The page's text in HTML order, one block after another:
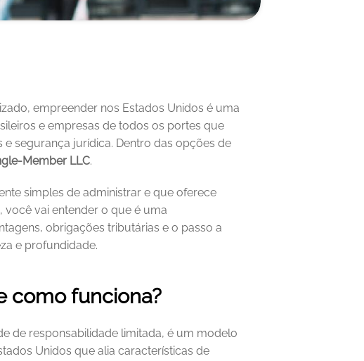
empreender nos Estados Unidos é uma
e empresas de todos os portes que
segurança jurídica. Dentro das opções de
LLC.
simples de administrar e que oferece
vai entender o que é uma
obrigações tributárias e o passo a
e profundidade.
como funciona?
de responsabilidade limitada, é um modelo
Unidos que alia características de